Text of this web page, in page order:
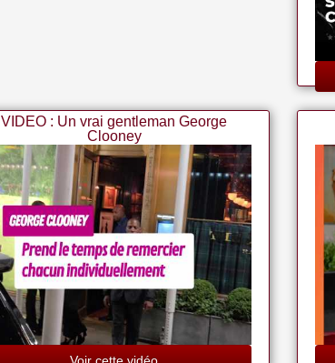
VIDEO : Un vrai gentleman George
Clooney